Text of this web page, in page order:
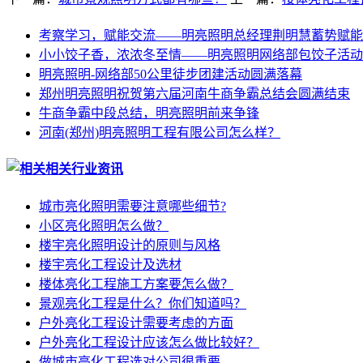
考察学习，赋能交流——明亮照明总经理荆明慧蓄势赋
小小饺子香，浓浓冬至情——明亮照明网络部包饺子活动
明亮照明-网络部50公里徒步团建活动圆满落幕
郑州明亮照明祝贺第六届河南牛商争霸总结会圆满结束
牛商争霸中段总结，明亮照明前来争锋
河南(郑州)明亮照明工程有限公司怎么样？
相关行业资讯
城市亮化照明需要注意哪些细节?
小区亮化照明怎么做？
楼宇亮化照明设计的原则与风格
楼宇亮化工程设计及选材
楼体亮化工程施工方案要怎么做？
景观亮化工程是什么？你们知道吗？
户外亮化工程设计需要考虑的方面
户外亮化工程设计应该怎么做比较好？